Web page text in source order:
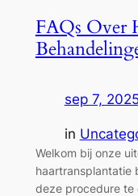
FAQs Over
sep 7,
in
Welkom bij onze
haartransplantatie
deze procedure te